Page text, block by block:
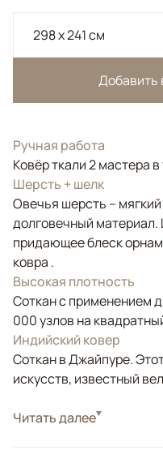
298 x 241 см
Добавить
Ручная работа
Ковёр ткали 2 мастера
Шерсть + шелк
Овечья шерсть –
долговечный материал.
придающее блеск
ковра .
Высокая плотность
Соткан с применением
000 узлов на
Индийский ковер
Соткан в Джайпуре.
искусств, известный
СтильКлассические
Читать далее